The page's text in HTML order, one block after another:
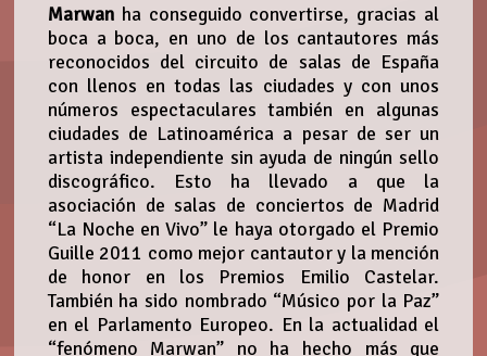
Marwanha conseguido convertirse, gracias al
boca a boca, en uno de los cantautores más
reconocidos del circuito de salas de España
con llenos en todas las ciudades y con unos
números espectaculares también en algunas
ciudades de Latinoamérica a pesar de ser un
artista independiente sin ayuda de ningún sello
discográfico. Esto ha llevado a que la
asociación de salas de conciertos de Madrid
“La Noche en Vivo” le haya otorgado el Premio
Guille 2011 como mejor cantautor y la mención
de honor en los Premios Emilio Castelar.
También ha sido nombrado “Músico por la Paz”
en el Parlamento Europeo. En la actualidad el
“fenómeno Marwan” no ha hecho más que